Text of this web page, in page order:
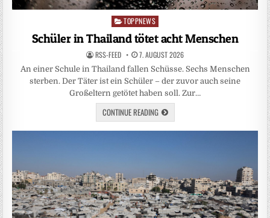
Posted
in
TOPPNEWS
Schüler in Thailand tötet acht Menschen
RSS-FEED 7. AUGUST 2026
An einer Schule in Thailand fallen Schüsse. Sechs Menschen
sterben. Der Täter ist ein Schüler – der zuvor auch seine
Großeltern getötet haben soll. Zur…
CONTINUE READING